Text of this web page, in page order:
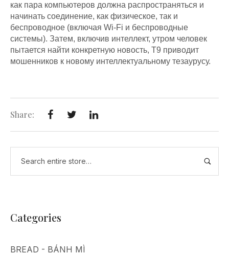
как пара компьютеров должна распространяться и
начинать соединение, как физическое, так и
беспроводное (включая Wi-Fi и беспроводные
системы). Затем, включив интеллект, утром человек
пытается найти конкретную новость, T9 приводит
мошенников к новому интеллектуальному тезаурусу.
Share:
Categories
BREAD - BÁNH MÌ